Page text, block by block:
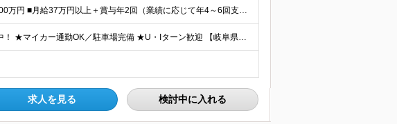
★入社時の想定年収560万円～700万円 ■月給37万円以上＋賞与年2回（業績に応じて年4～6回支給）＋諸手当 ※転勤登録手当は別途支給(全国3万円、エリア1.5万円) ※試用期間3ヶ月（試用期間
★東海・埼玉エリアで積極採用中！ ★マイカー通勤OK／駐車場完備 ★U・Iターン歓迎 【岐阜県、埼玉県で募集】 ┗希望に沿って決定します。 ◆大垣ファクトリー 岐阜県大垣市浅草4-94 ◆羽生フ
求人を見る 検討中に入れる